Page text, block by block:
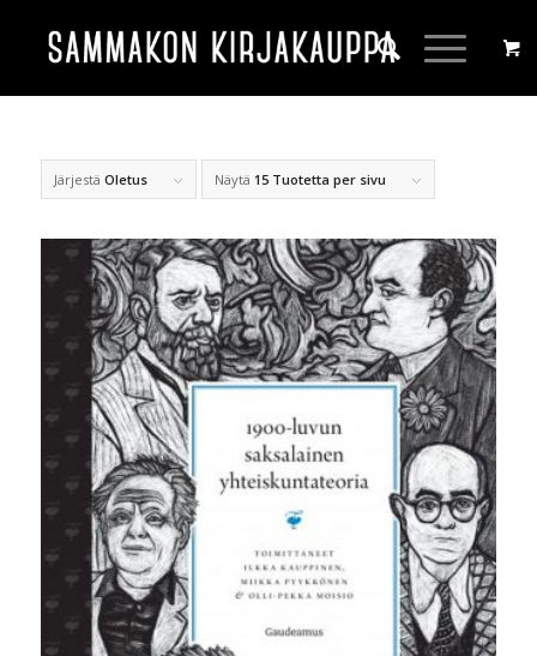
Järjestä Oletus Näytä 15 Tuotetta per sivu